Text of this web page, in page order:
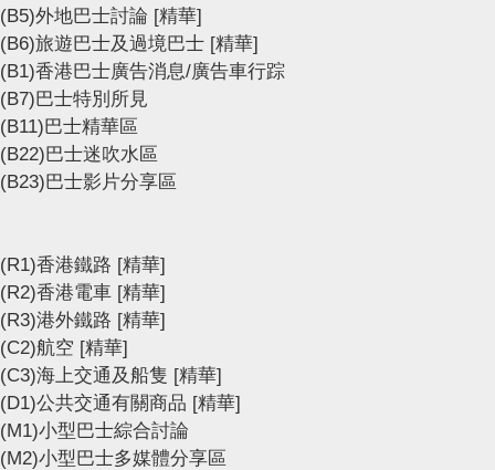
(B5)外地巴士討論 [精華]
(B6)旅遊巴士及過境巴士 [精華]
(B1)香港巴士廣告消息/廣告車行踪
(B7)巴士特別所見
(B11)巴士精華區
(B22)巴士迷吹水區
(B23)巴士影片分享區
(R1)香港鐵路 [精華]
(R2)香港電車 [精華]
(R3)港外鐵路 [精華]
(C2)航空 [精華]
(C3)海上交通及船隻 [精華]
(D1)公共交通有關商品 [精華]
(M1)小型巴士綜合討論
(M2)小型巴士多媒體分享區